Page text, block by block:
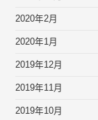
2020年2月
2020年1月
2019年12月
2019年11月
2019年10月